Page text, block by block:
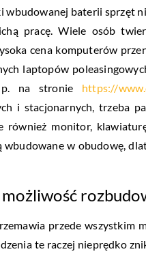
wbudowanej baterii sprzęt
pracę. Wiele osób
cena komputerów
laptopów
na stronie https://
i stacjonarnych, trzeba
również monitor,
wbudowane w obudowę,
przede wszystkim
te raczej nieprędko